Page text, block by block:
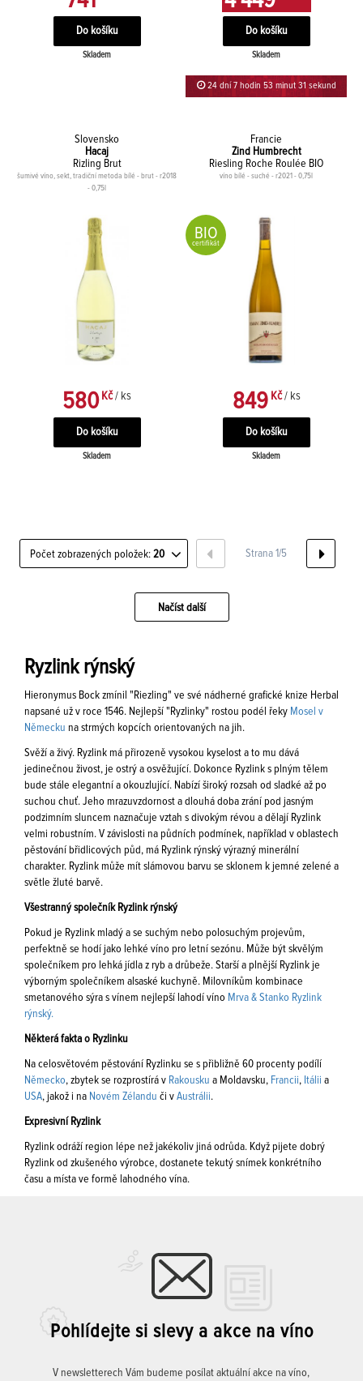
Skladem Skladem
24 dní 7 hodin 53 minut 31 sekund
Slovensko
Hacaj
Rizling Brut
šumivé víno, sekt, tradiční metoda bílé - brut - r2018
- 0,75l
580Kč / ks
Skladem
Francie
Zind Humbrecht
Riesling Roche Roulée BIO
víno bílé - suché - r2021 - 0,75l
BIO
certifikát
849Kč / ks
Skladem
Počet zobrazených položek: 20
Načíst další
Strana 1/5
Ryzlink rýnský
Hieronymus Bock zmínil "Riezling" ve své nádherné grafické knize Herbal
napsané už v roce 1546. Nejlepší "Ryzlinky" rostou podél řeky Mosel v
Německu na strmých kopcích orientovaných na jih.
Svěží a živý. Ryzlink má přirozeně vysokou kyselost a to mu dává
jedinečnou živost, je ostrý a osvěžující. Dokonce Ryzlink s plným tělem
bude stále elegantní a okouzlující. Nabízí široký rozsah od sladké až po
suchou chuť. Jeho mrazuvzdornost a dlouhá doba zrání pod jasným
podzimním sluncem naznačuje vztah s divokým révou a dělají Ryzlink
velmi robustním. V závislosti na půdních podmínek, například v oblastech
pěstování břidlicových půd, má Ryzlink rýnský výrazný minerální
charakter. Ryzlink může mít slámovou barvu se sklonem k jemné zelené a
světle žluté barvě.
Všestranný společník Ryzlink rýnský
Pokud je Ryzlink mladý a se suchým nebo polosuchým projevům,
perfektně se hodí jako lehké víno pro letní sezónu. Může být skvělým
společníkem pro lehká jídla z ryb a drůbeže. Starší a plnější Ryzlink je
výborným společníkem alsaské kuchyně. Milovníkům kombinace
smetanového sýra s vínem nejlepší lahodí víno Mrva & Stanko Ryzlink
rýnský.
Některá fakta o Ryzlinku
Na celosvětovém pěstování Ryzlinku se s přibližně 60 procenty podílí
Německo, zbytek se rozprostírá v Rakousku a Moldavsku, Francii, Itálii a
USA, jakož i na Novém Zélandu či v Austrálii.
Expresivní Ryzlink
Ryzlink odráží region lépe než jakékoliv jiná odrůda. Když pijete dobrý
Ryzlink od zkušeného výrobce, dostanete tekutý snímek konkrétního
času a místa ve formě lahodného vína.
Pohlídejte si slevy a akce na víno
V newsletterech Vám budeme posílat aktuální akce na víno,